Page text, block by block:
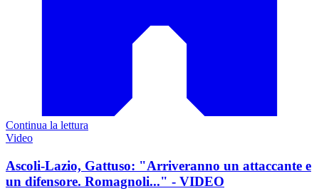
Continua la lettura
Video
Ascoli-Lazio, Gattuso: "Arriveranno un attaccante e
un difensore. Romagnoli..." - VIDEO